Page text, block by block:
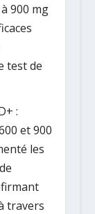
900 mg
test de
:
et 900
les
travers